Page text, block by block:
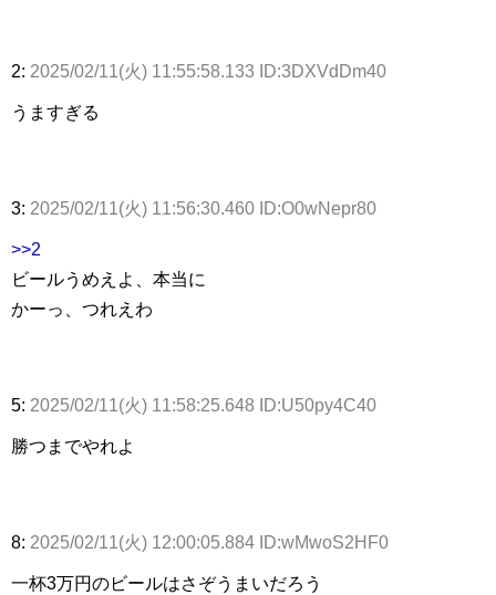
2: 2025/02/11(火) 11:55:58.133 ID:3DXVdDm40
うますぎる
3: 2025/02/11(火) 11:56:30.460 ID:O0wNepr80
>>2
ビールうめえよ、本当に
かーっ、つれえわ
5: 2025/02/11(火) 11:58:25.648 ID:U50py4C40
勝つまでやれよ
8: 2025/02/11(火) 12:00:05.884 ID:wMwoS2HF0
一杯3万円のビールはさぞうまいだろう